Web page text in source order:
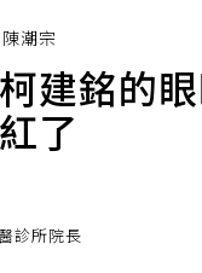
陳潮宗
建銘的
了
診所院長